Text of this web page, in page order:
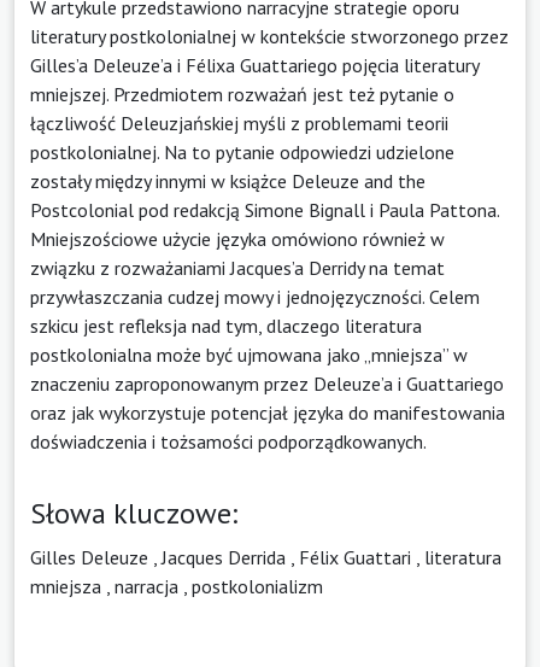
W artykule przedstawiono narracyjne strategie oporu
literatury postkolonialnej w kontekście stworzonego przez
Gilles’a Deleuze’a i Félixa Guattariego pojęcia literatury
mniejszej. Przedmiotem rozważań jest też pytanie o
łączliwość Deleuzjańskiej myśli z problemami teorii
postkolonialnej. Na to pytanie odpowiedzi udzielone
zostały między innymi w książce Deleuze and the
Postcolonial pod redakcją Simone Bignall i Paula Pattona.
Mniejszościowe użycie języka omówiono również w
związku z rozważaniami Jacques’a Derridy na temat
przywłaszczania cudzej mowy i jednojęzyczności. Celem
szkicu jest refleksja nad tym, dlaczego literatura
postkolonialna może być ujmowana jako „mniejsza” w
znaczeniu zaproponowanym przez Deleuze’a i Guattariego
oraz jak wykorzystuje potencjał języka do manifestowania
doświadczenia i tożsamości podporządkowanych.
Słowa kluczowe:
Gilles Deleuze ,Jacques Derrida Félix Guattari
literatura
mniejsza narracja postkolonializm